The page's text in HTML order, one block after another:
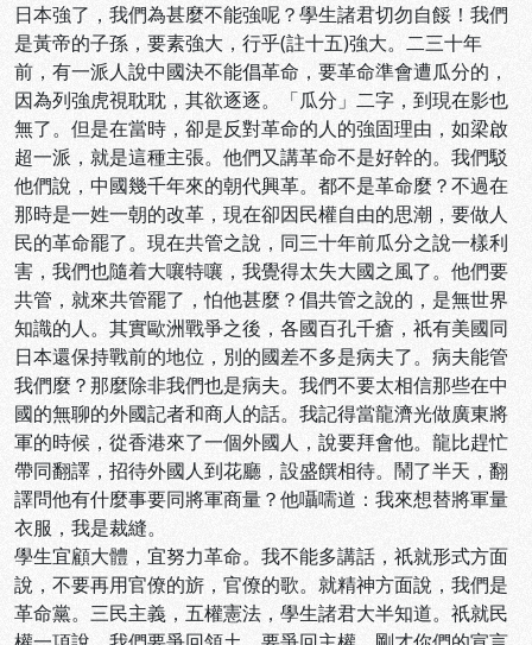
日本強了，我們為甚麼不能強呢？學生諸君切勿自餒！我們
是黃帝的子孫，要素強大，行乎(註十五)強大。二三十年
前，有一派人說中國決不能倡革命，要革命準會遭瓜分的，
因為列強虎視耽耽，其欲逐逐。「瓜分」二字，到現在影也
無了。但是在當時，卻是反對革命的人的強固理由，如梁啟
超一派，就是這種主張。他們又講革命不是好幹的。我們駁
他們說，中國幾千年來的朝代興革。都不是革命麼？不過在
那時是一姓一朝的改革，現在卻因民權自由的思潮，要做人
民的革命罷了。現在共管之說，同三十年前瓜分之說一樣利
害，我們也隨着大嚷特嚷，我覺得太失大國之風了。他們要
共管，就來共管罷了，怕他甚麼？倡共管之說的，是無世界
知識的人。其實歐洲戰爭之後，各國百孔千瘡，祇有美國同
日本還保持戰前的地位，別的國差不多是病夫了。病夫能管
我們麼？那麼除非我們也是病夫。我們不要太相信那些在中
國的無聊的外國記者和商人的話。我記得當龍濟光做廣東將
軍的時候，從香港來了一個外國人，說要拜會他。龍比趕忙
帶同翻譯，招待外國人到花廳，設盛饌相待。鬧了半天，翻
譯問他有什麼事要同將軍商量？他囁嚅道：我來想替將軍量
衣服，我是裁縫。
學生宜顧大體，宜努力革命。我不能多講話，祇就形式方面
說，不要再用官僚的旂，官僚的歌。就精神方面說，我們是
革命黨。三民主義，五權憲法，學生諸君大半知道。祇就民